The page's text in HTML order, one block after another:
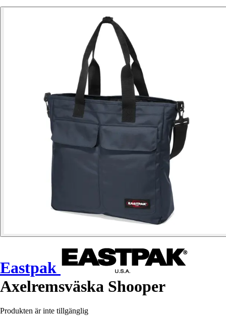
Eastpak
Axelremsväska Shooper
Produkten är inte tillgänglig